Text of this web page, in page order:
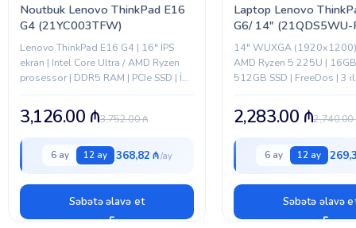
Noutbuk Lenovo ThinkPad E16
G4 (21YC003TFW)
Lenovo ThinkPad E16 G4 | 16″ IPS
ekran | Intel Core Ultra / AMD Ryzen
prosessor | DDR5 RAM | PCIe SSD | İş
3,752.00₼
3,126.00 ₼
6 ay 12 ay 368,82 ₼
Səbətə əlavə et
Laptop Lenovo
G6/ 14″ (21QDS5WU-
14" WUXGA (1920x1200)
AMD Ryzen 5 225U |
512GB SSD | FreeDos | 3
2,740.00
2,283.00 ₼
6 ay 12 ay
Səbətə əlavə